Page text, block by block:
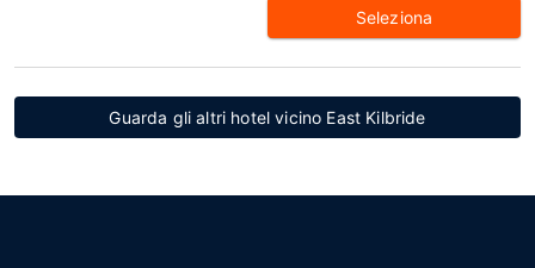
Seleziona
Guarda gli altri hotel vicino East Kilbride